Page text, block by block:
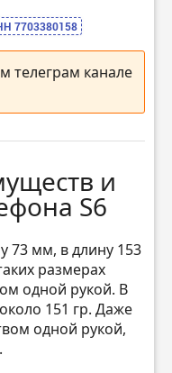
7703380158
телеграм канале
и
S6
73 мм, в длину 153
размерах
одной рукой. В
151 гр. Даже
одной рукой,